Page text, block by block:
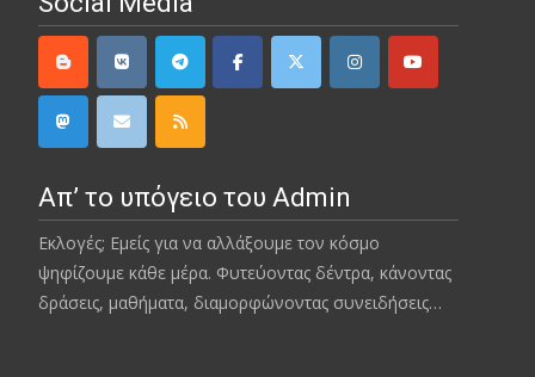
Απ’ το υπόγειο του Admin
Εκλογές; Εμείς για να αλλάξουμε τον κόσμο
ψηφίζουμε κάθε μέρα. Φυτεύοντας δέντρα, κάνοντας
δράσεις, μαθήματα, διαμορφώνοντας συνειδήσεις…